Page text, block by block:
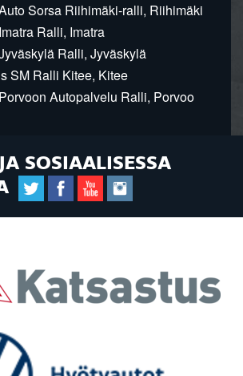
Sorsa Riihimäki-ralli, Riihimäki
Ralli, Imatra
Ralli, Jyväskylä
SM Ralli Kitee, Kitee
Autopalvelu Ralli, Porvoo
SOSIAALISESSA